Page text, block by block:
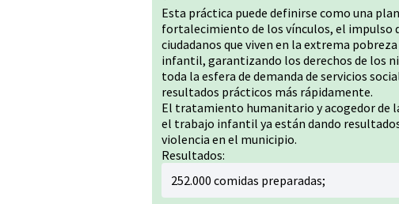
Esta práctica puede definirse como una
fortalecimiento de los vínculos, el impulso
ciudadanos que viven en la extrema
infantil, garantizando los derechos de los
toda la esfera de demanda de servicios
resultados prácticos más rápidamente.
El tratamiento humanitario y acogedor de
el trabajo infantil ya están dando
violencia en el municipio.
Resultados:
252.000 comidas preparadas;